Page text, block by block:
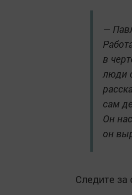
—
в
люди
сам
Он
он
Следите